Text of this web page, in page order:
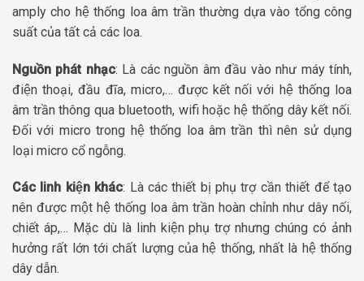
amply cho hệ thống loa âm trần thường dựa vào tổng công
suất của tất cả các loa.
Nguồn phát nhạc: Là các nguồn âm đầu vào như máy tính,
điện thoại, đầu đĩa, micro,… được kết nối với hệ thống loa
âm trần thông qua bluetooth, wifi hoặc hệ thống dây kết nối.
Đối với micro trong hệ thống loa âm trần thì nên sử dụng
loại micro cổ ngỗng.
Các linh kiện khác: Là các thiết bị phụ trợ cần thiết để tạo
nên được một hệ thống loa âm trần hoàn chỉnh như dây nối,
chiết áp,… Mặc dù là linh kiện phụ trợ nhưng chúng có ảnh
hưởng rất lớn tới chất lượng của hệ thống, nhất là hệ thống
dây dẫn.